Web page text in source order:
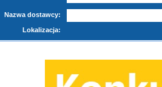
Nazwa dostawcy:
Lokalizacja: